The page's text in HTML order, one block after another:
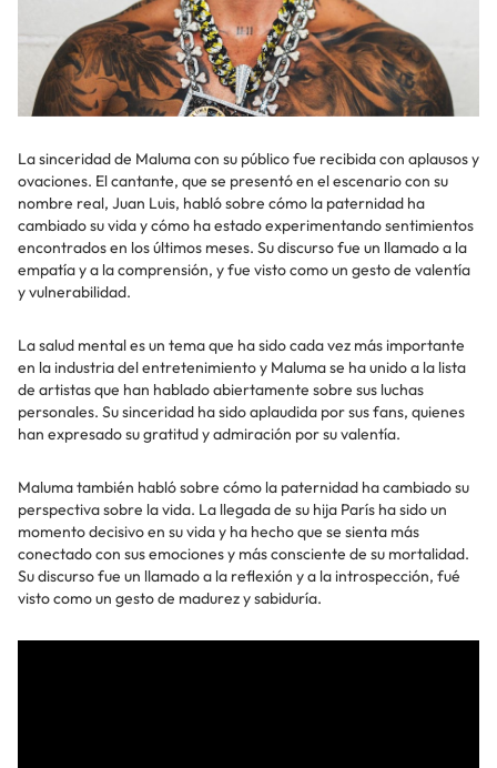
La sinceridad de Maluma con su público fue recibida con aplausos y
ovaciones. El cantante, que se presentó en el escenario con su
nombre real, Juan Luis, habló sobre cómo la paternidad ha
cambiado su vida y cómo ha estado experimentando sentimientos
encontrados en los últimos meses. Su discurso fue un llamado a la
empatía y a la comprensión, y fue visto como un gesto de valentía
y vulnerabilidad.
La salud mental es un tema que ha sido cada vez más importante
en la industria del entretenimiento y Maluma se ha unido a la lista
de artistas que han hablado abiertamente sobre sus luchas
personales. Su sinceridad ha sido aplaudida por sus fans, quienes
han expresado su gratitud y admiración por su valentía.
Maluma también habló sobre cómo la paternidad ha cambiado su
perspectiva sobre la vida. La llegada de su hija París ha sido un
momento decisivo en su vida y ha hecho que se sienta más
conectado con sus emociones y más consciente de su mortalidad.
Su discurso fue un llamado a la reflexión y a la introspección, fué
visto como un gesto de madurez y sabiduría.